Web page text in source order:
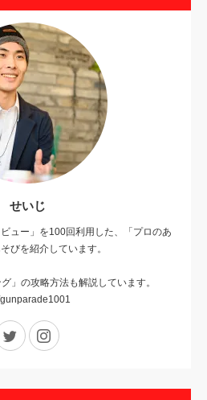
せいじ
ュー」を100回利用した、「プロのあ
びを紹介しています。
」の攻略方法も解説しています。
Twitter